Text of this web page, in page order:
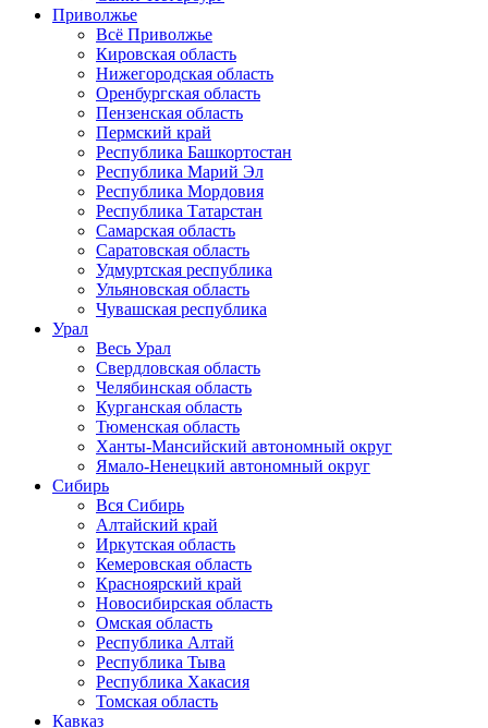
Приволжье
Всё Приволжье
Кировская область
Нижегородская область
Оренбургская область
Пензенская область
Пермский край
Республика Башкортостан
Республика Марий Эл
Республика Мордовия
Республика Татарстан
Самарская область
Саратовская область
Удмуртская республика
Ульяновская область
Чувашская республика
Урал
Весь Урал
Свердловская область
Челябинская область
Курганская область
Тюменская область
Ханты-Мансийский автономный округ
Ямало-Ненецкий автономный округ
Сибирь
Вся Сибирь
Алтайский край
Иркутская область
Кемеровская область
Красноярский край
Новосибирская область
Омская область
Республика Алтай
Республика Тыва
Республика Хакасия
Томская область
Кавказ